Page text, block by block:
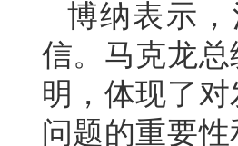
博纳表示
信。马克龙
明，体现了
问题的重要